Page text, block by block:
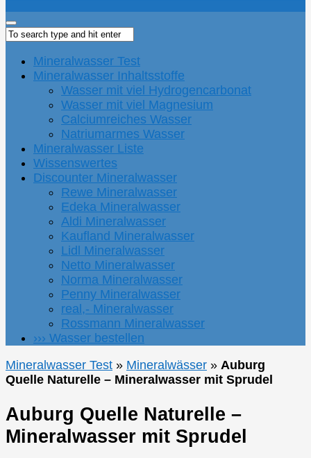
Mineralwasser Test
Mineralwasser Inhaltsstoffe
Wasser mit viel Hydrogencarbonat
Wasser mit viel Magnesium
Calciumreiches Wasser
Natriumarmes Wasser
Mineralwasser Liste
Wissenswertes
Discounter Mineralwasser
Rewe Mineralwasser
Edeka Mineralwasser
Aldi Mineralwasser
Kaufland Mineralwasser
Lidl Mineralwasser
Netto Mineralwasser
Norma Mineralwasser
Penny Mineralwasser
real,- Mineralwasser
Rossmann Mineralwasser
››› Wasser bestellen
Mineralwasser Test » Mineralwässer » Auburg
Quelle Naturelle – Mineralwasser mit Sprudel
Auburg Quelle Naturelle –
Mineralwasser mit Sprudel